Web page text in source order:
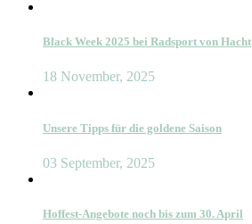
Black Week 2025 bei Radsport von Hacht
18 November, 2025
Unsere Tipps für die goldene Saison
03 September, 2025
Hoffest-Angebote noch bis zum 30. April